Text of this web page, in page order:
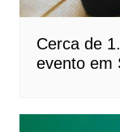
Cerca de
evento em